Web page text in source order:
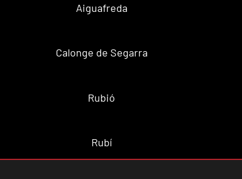
Aiguafreda
Calonge de Segarra
Rubió
Rubí